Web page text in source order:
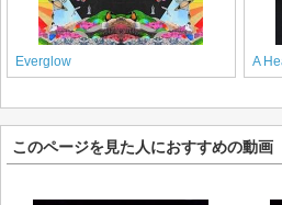
Everglow A
このページを見た人におすすめの動画